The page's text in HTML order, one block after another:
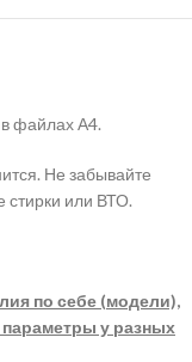
в файлах А4.
Не забывайте
стирки или ВТО.
по себе (модели),
параметры у разных